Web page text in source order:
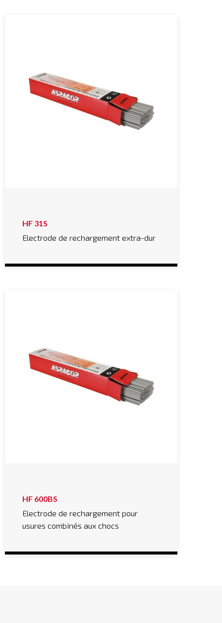
HF 31S
Electrode de rechargement extra-dur
HF 600BS
Electrode de rechargement pour
usures combinés aux chocs